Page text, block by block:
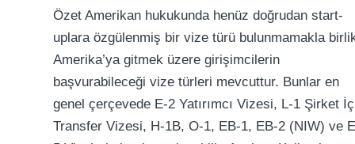
Özet Amerikan hukukunda henüz doğrudan start-
uplara özgülenmiş bir vize türü bulunmamakla
Amerika’ya gitmek üzere girişimcilerin
başvurabileceği vize türleri mevcuttur. Bunlar en
genel çerçevede E-2 Yatırımcı Vizesi, L-1 Şirket
Transfer Vizesi, H-1B, O-1, EB-1, EB-2 (NIW) ve